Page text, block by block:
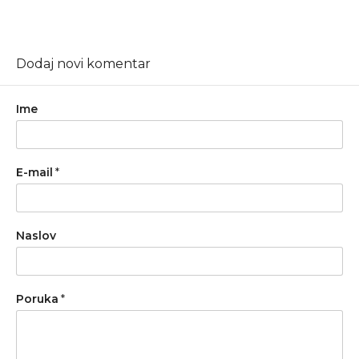
Dodaj novi komentar
Ime
E-mail *
Naslov
Poruka *